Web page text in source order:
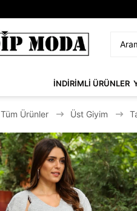
İNDİRİMLİ ÜRÜNLER
Tüm Ürünler Üst Giyim